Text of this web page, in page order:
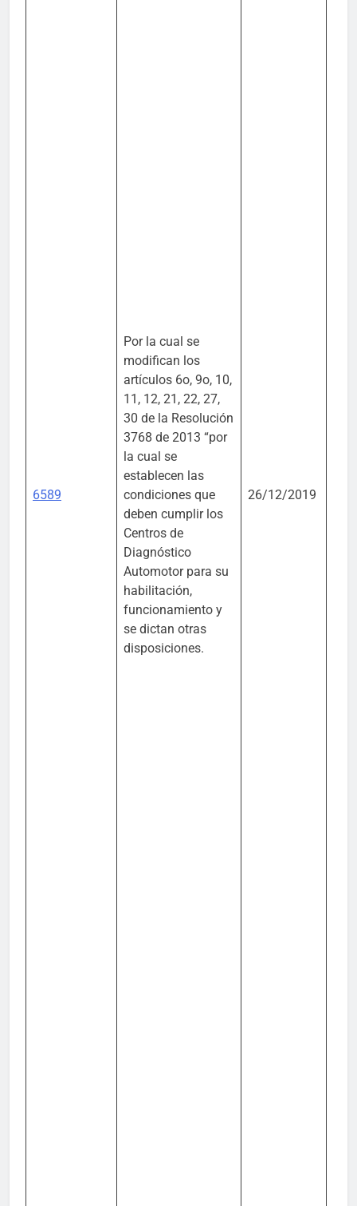
6589
Por la cual se
modifican los
artículos 6o, 9o, 10,
11, 12, 21, 22, 27,
30 de la Resolución
3768 de 2013 “por
la cual se
establecen las
condiciones que
deben cumplir los
Centros de
Diagnóstico
Automotor para su
habilitación,
funcionamiento y
se dictan otras
disposiciones.
26/12/2019